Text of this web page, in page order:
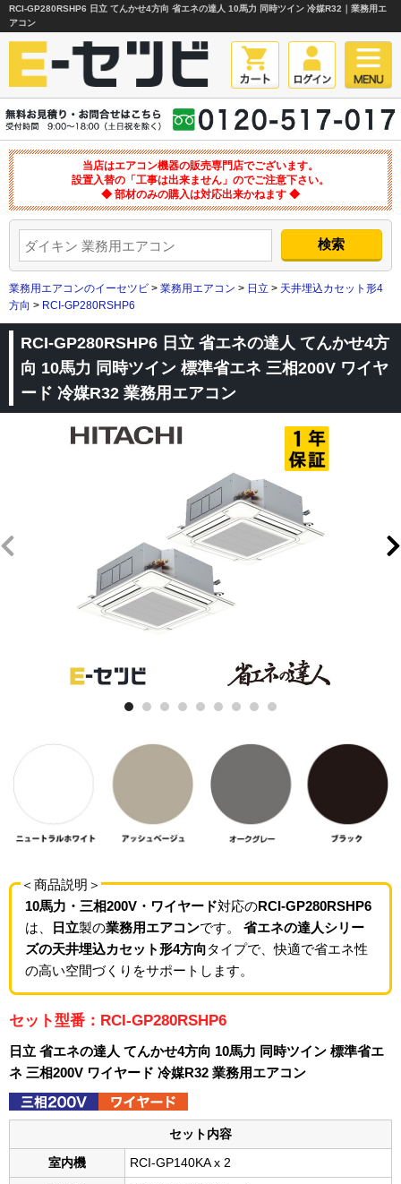
RCI-GP280RSHP6 日立 てんかせ4方向 省エネの達人 10馬力 同時ツイン 冷媒R32｜業務用エ
アコン
当店はエアコン機器の販売専門店でございます。
設置入替の「工事は出来ません」のでご注意下さい。
◆ 部材のみの購入は対応出来かねます ◆
業務用エアコンのイーセツビ > 業務用エアコン > 日立 > 天井埋込カセット形4
方向 > RCI-GP280RSHP6
RCI-GP280RSHP6 日立 省エネの達人 てんかせ4方
向 10馬力 同時ツイン 標準省エネ 三相200V ワイヤ
ード 冷媒R32 業務用エアコン
＜商品説明＞
10馬力・三相200V・ワイヤード対応のRCI-GP280RSHP6
は、
日立製の業務用エアコンです。 省エネの達人シリー
ズの天井埋込カセット形4方向タイプで、快適で省エネ性
の高い空間づくりをサポートします。
セット型番：RCI-GP280RSHP6
日立 省エネの達人 てんかせ4方向 10馬力 同時ツイン 標準省エ
ネ 三相200V ワイヤード 冷媒R32 業務用エアコン
セット内容
室内機 RCI-GP140KA x 2